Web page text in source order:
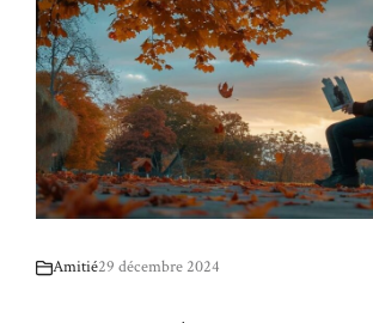
Amitié29 décembre 2024